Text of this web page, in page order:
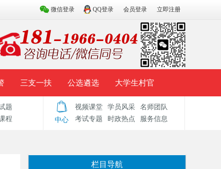
微信登录 QQ登录 会员登录 立即注册
三支一扶 公选遴选 大学生村官
题库 辅导资料 历年真题 模拟试题
题
程 中心
视频课堂 学员风采
名师团队
考试专题
时政热点 服务信息
栏目导航